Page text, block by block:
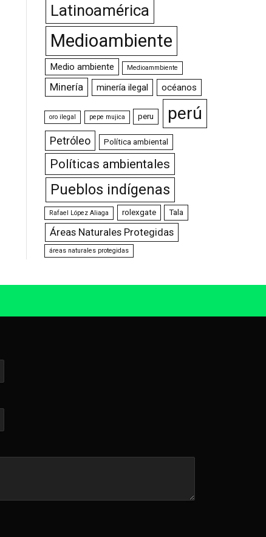
Latinoamérica
Medioambiente
Medio ambiente Medioammbiente
Minería minería ilegal océanos
oro ilegal pepe mujica peru perú
Petróleo Política ambiental
Políticas ambientales
Pueblos indígenas
Rafael López Aliaga rolexgate Tala
Áreas Naturales Protegidas
áreas naturales protegidas